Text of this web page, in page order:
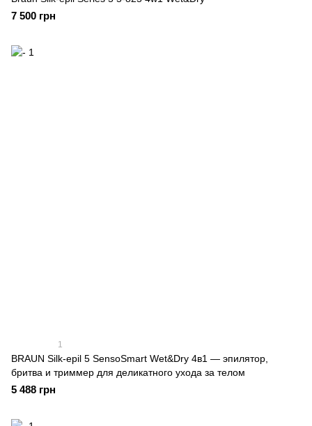
7 500 грн
1
BRAUN Silk-epil 5 SensoSmart Wet&Dry 4в1 — эпилятор,
бритва и триммер для деликатного ухода за телом
5 488 грн